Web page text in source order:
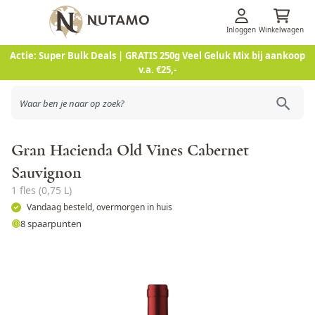
Actie: Super Bulk Deals | GRATIS 250g Veel Geluk Mix bij aankoop
v.a. €25,-
Ga naar de inhoud
Inloggen Winkelwagen
Gran Hacienda Old Vines Cabernet
Sauvignon
1 fles (0,75 L)
Vandaag besteld, overmorgen in huis
8 spaarpunten